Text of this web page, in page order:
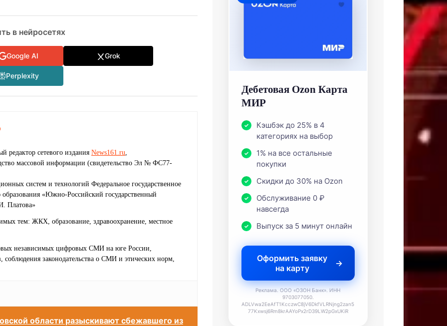
в нейросетях
Google AI Grok
Perplexity
редактор сетевого издания News161.ru
массовой информации (свидетельство Эл № ФС77-
систем и технологий Федеральное государственное
«Южно-Российский государственный
Платова»
тем: ЖКХ, образование, здравоохранение, местное
независимых цифровых СМИ на юге России,
законодательства о СМИ и этических норм,
области разыскивают сбежавшего из
Дебетовая Ozon Карта
МИР
Кэшбэк до 25% в 4
категориях на выбор
1% на все остальные
покупки
Скидки до 30% на Ozon
Обслуживание 0 ₽
навсегда
Выпуск за 5 минут онлайн
Оформить заявку
на карту
Реклама. ООО «ОЗОН Банк». ИНН
9703077050.
ADLVwa2EeAfT1KcczwC8jV6DkfVLRNjng2zan5
77Kxwsj6Rm8krAAYoPx2rD39LW2pGxUKiR